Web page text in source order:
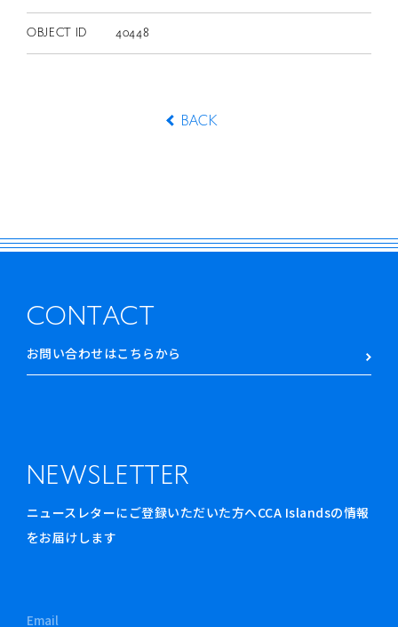
OBJECT ID 40448
BACK
CONTACT
お問い合わせはこちらから
NEWSLETTER
ニュースレターにご登録いただいた方へCCA Islandsの情報
をお届けします